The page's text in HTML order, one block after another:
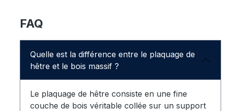
FAQ
Quelle est la différence entre le plaquage de
hêtre et le bois massif ?
Le plaquage de hêtre consiste en une fine
couche de bois véritable collée sur un support